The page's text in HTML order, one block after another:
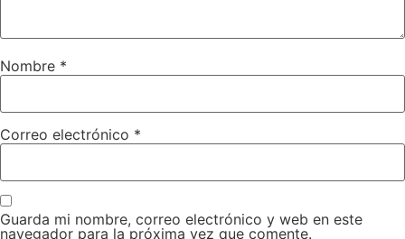
Nombre *
Correo electrónico *
Guarda mi nombre, correo electrónico y web en este
navegador para la próxima vez que comente.